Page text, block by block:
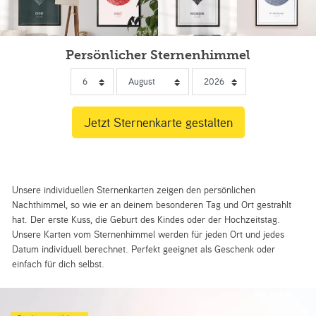
Persönlicher Sternenhimmel
Unsere individuellen Sternenkarten zeigen den persönlichen
Nachthimmel, so wie er an deinem besonderen Tag und Ort gestrahlt
hat. Der erste Kuss, die Geburt des Kindes oder der Hochzeitstag.
Unsere Karten vom Sternenhimmel werden für jeden Ort und jedes
Datum individuell berechnet. Perfekt geeignet als Geschenk oder
einfach für dich selbst.